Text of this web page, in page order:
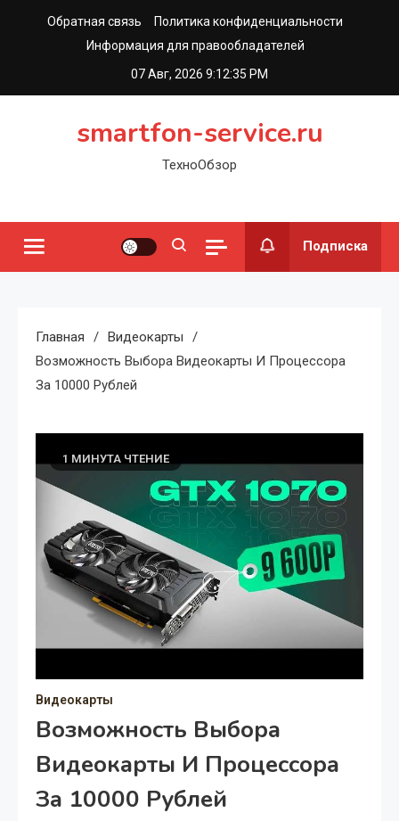
Обратная связь
Политика конфиденциальности
Информация для правообладателей
07 Авг, 2026 9:12:36 PM
smartfon-service.ru
ТехноОбзор
Подписка
Главная
Видеокарты
Возможность Выбора Видеокарты И Процессора
За 10000 Рублей
1 МИНУТА ЧТЕНИЕ
Видеокарты
Возможность Выбора
Видеокарты И Процессора
За 10000 Рублей